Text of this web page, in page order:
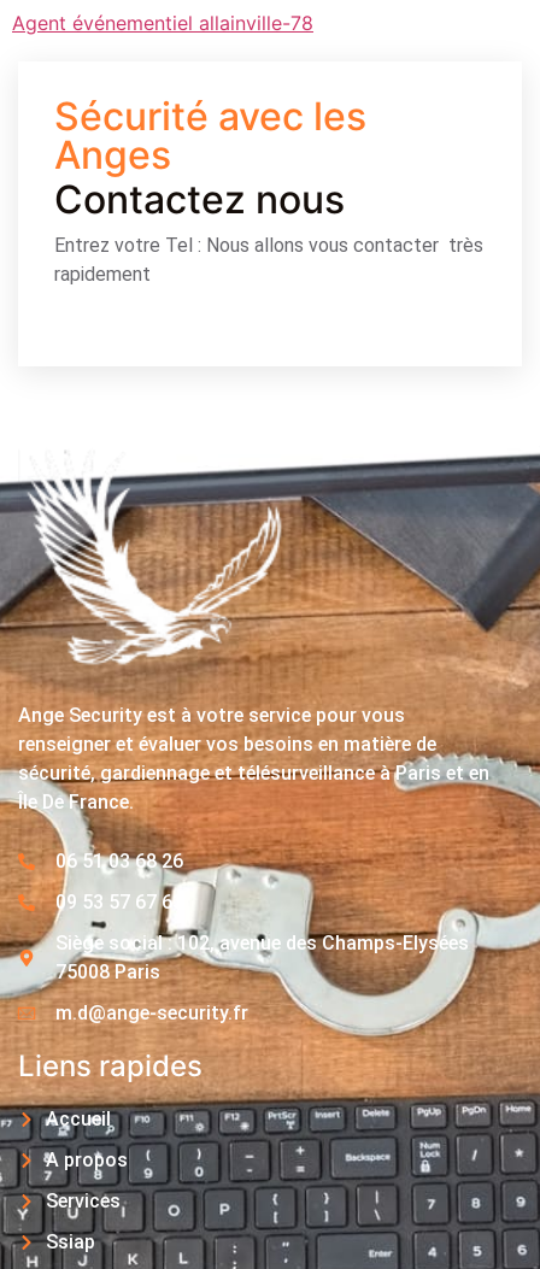
Agent événementiel allainville-78
Sécurité avec les
Anges
Contactez nous
Entrez votre Tel : Nous allons vous contacter très
rapidement
Ange Security est à votre service pour vous
renseigner et évaluer vos besoins en matière de
sécurité, gardiennage et télésurveillance à Paris et en
Île De France.
06 51 03 68 26
09 53 57 67 63
Siège social : 102, avenue des Champs-Elysées
75008 Paris
m.d@ange-security.fr
Liens rapides
Accueil
A propos
Services
Ssiap